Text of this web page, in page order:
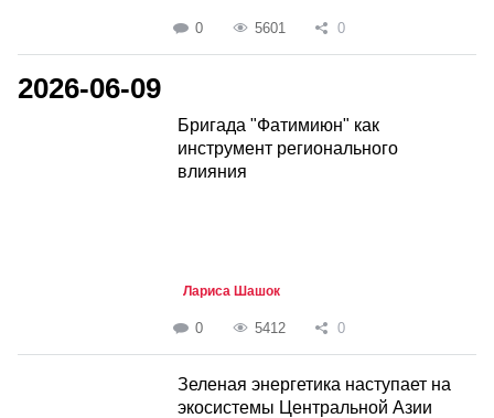
0 5601 0
2026-06-09
Бригада "Фатимиюн" как
инструмент регионального
влияния
Лариса Шашок
0 5412 0
Зеленая энергетика наступает на
экосистемы Центральной Азии